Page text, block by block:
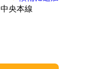
中央本線